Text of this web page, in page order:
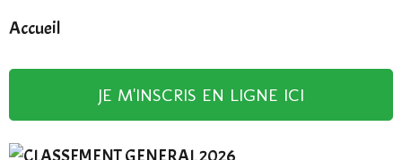
Accueil
JE M'INSCRIS EN LIGNE ICI